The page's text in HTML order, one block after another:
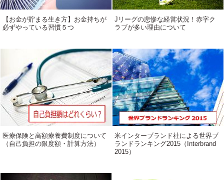
【お金が貯まる生き方】お金持ちが
必ずやっている習慣５つ
Jリーグの悲惨な経営状況！赤字ク
ラブが多い理由について
医療保険と高額療養費制度について
（自己負担の限度額・計算方法）
米インターブランド社による世界ブ
ランドランキング2015（Interbrand
2015）